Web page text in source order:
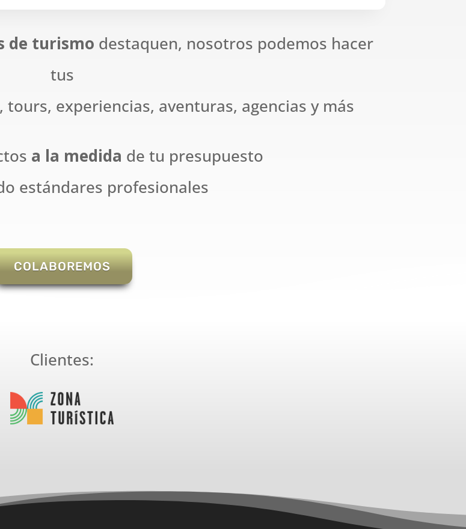
de turismo destaquen, nosotros podemos hacer
tus
experiencias, aventuras, agencias y más
a la medida de tu presupuesto
estándares profesionales
COLABOREMOS
Clientes: